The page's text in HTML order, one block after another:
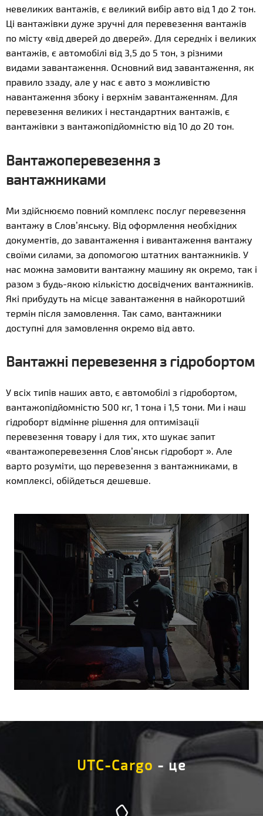
невеликих вантажів, є великий вибір авто від 1 до 2 тон.
Ці вантажівки дуже зручні для перевезення вантажів
по місту «від дверей до дверей». Для середніх і великих
вантажів, є автомобілі від 3,5 до 5 тон, з різними
видами завантаження. Основний вид завантаження, як
правило ззаду, але у нас є авто з можливістю
навантаження збоку і верхнім завантаженням. Для
перевезення великих і нестандартних вантажів, є
вантажівки з вантажопідйомністю від 10 до 20 тон.
Вантажоперевезення з
вантажниками
Ми здійснюємо повний комплекс послуг перевезення
вантажу в Слов’янську. Від оформлення необхідних
документів, до завантаження і вивантаження вантажу
своїми силами, за допомогою штатних вантажників. У
нас можна замовити вантажну машину як окремо, так і
разом з будь-якою кількістю досвідчених вантажників.
Які прибудуть на місце завантаження в найкоротший
термін після замовлення. Так само, вантажники
доступні для замовлення окремо від авто.
Вантажні перевезення з гідробортом
У всіх типів наших авто, є автомобілі з гідробортом,
вантажопідйомністю 500 кг, 1 тона і 1,5 тони. Ми і наш
гідроборт відмінне рішення для оптимізації
перевезення товару і для тих, хто шукає запит
«вантажоперевезення Слов’янськ гідроборт ». Але
варто розуміти, що перевезення з вантажниками, в
комплексі, обійдеться дешевше.
UTC-Cargo - це